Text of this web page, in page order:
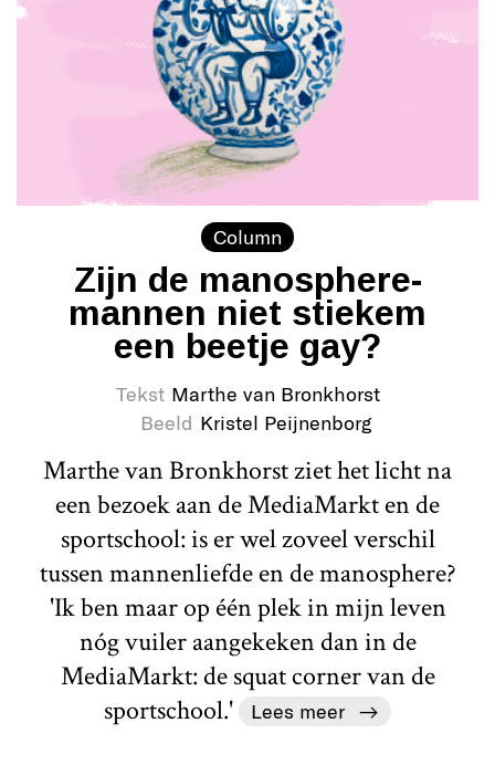
Column
Zijn de manosphere-
mannen niet stiekem
een beetje gay?
Tekst Marthe van Bronkhorst
Beeld Kristel Peijnenborg
Marthe van Bronkhorst ziet het licht na
een bezoek aan de MediaMarkt en de
sportschool: is er wel zoveel verschil
tussen mannenliefde en de manosphere?
'Ik ben maar op één plek in mijn leven
nóg vuiler aangekeken dan in de
MediaMarkt: de squat corner van de
sportschool.'
Lees meer